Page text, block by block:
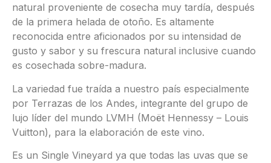
natural proveniente de cosecha muy tardía, después
de la primera helada de otoño. Es altamente
reconocida entre aficionados por su intensidad de
gusto y sabor y su frescura natural inclusive cuando
es cosechada sobre-madura.
La variedad fue traída a nuestro país especialmente
por Terrazas de los Andes, integrante del grupo de
lujo líder del mundo LVMH (Moët Hennessy – Louis
Vuitton), para la elaboración de este vino.
Es un Single Vineyard ya que todas las uvas que se